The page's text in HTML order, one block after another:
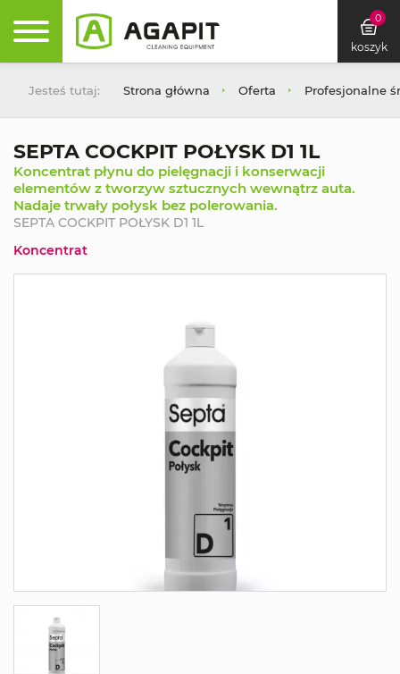
0
koszyk
Jesteś tutaj: Strona główna Oferta Profesjonalne
SEPTA COCKPIT POŁYSK D1 1L
Koncentrat płynu do pielęgnacji i konserwacji
elementów z tworzyw sztucznych wewnątrz auta.
Nadaje trwały połysk bez polerowania.
SEPTA COCKPIT POŁYSK D1 1L
Koncentrat